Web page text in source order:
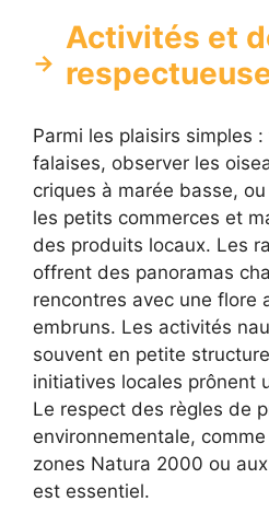
Activités et
Parmi les plaisirs simples
falaises, observer les
criques à marée basse,
les petits commerces et
des produits locaux. Les
offrent des panoramas
rencontres avec une flore
embruns. Les activités
souvent en petite
initiatives locales prônent
Le respect des règles de
environnementale,
zones Natura 2000 ou
est essentiel.